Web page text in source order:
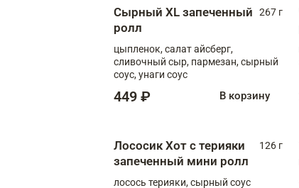
Сырный XL запеченный
ролл
267 г
цыпленок, салат айсберг,
сливочный сыр, пармезан, сырный
соус, унаги соус
449 ₽ В корзину
Лососик Хот с терияки
запеченный мини ролл
126 г
лосось терияки, сырный соус